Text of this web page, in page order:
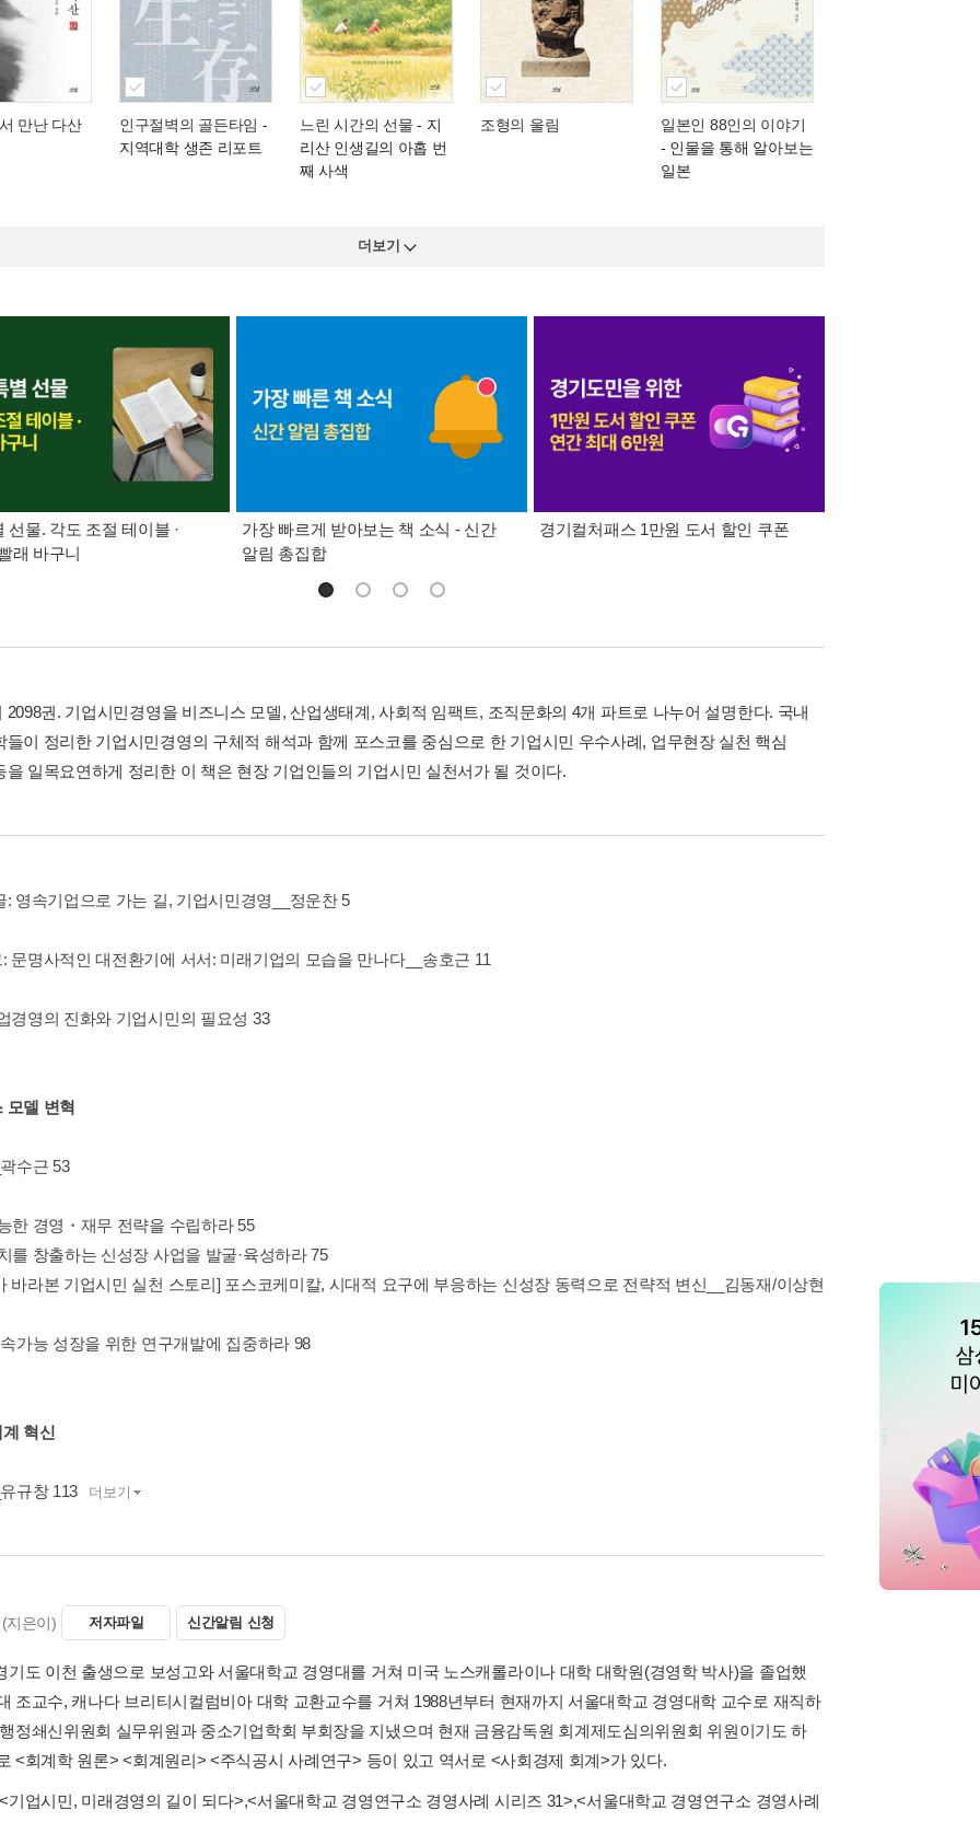
만난 다산 인구절벽의 골든타임 -
지역대학 생존 리포트
느린 시간의 선물 - 지
리산 인생길의 아홉 번
째 사색
조형의 울림
일본인 88인의 이야기
- 인물을 통해 알아보는
일본
더보기
선물. 각도 조절 테이블 ·
래 바구니
가장 빠르게 받아보는 책 소식 - 신간
알림 총집합
경기컬처패스 1만원 도서 할인 쿠폰
2098권. 기업시민경영을 비즈니스 모델, 산업생태계, 사회적 임팩트, 조직문화의 4개 파트로 나누어 설명한다. 국내
들이 정리한 기업시민경영의 구체적 해석과 함께 포스코를 중심으로 한 기업시민 우수사례, 업무현장 실천 핵심
을 일목요연하게 정리한 이 책은 현장 기업인들의 기업시민 실천서가 될 것이다.
: 영속기업으로 가는 길, 기업시민경영__정운찬 5
문명사적인 대전환기에 서서: 미래기업의 모습을 만나다__송호근 11
경영의 진화와 기업시민의 필요성 33
모델 변혁
수근 53
한 경영・재무 전략을 수립하라 55
를 창출하는 신성장 사업을 발굴·육성하라 75
바라본 기업시민 실천 스토리] 포스코케미칼, 시대적 요구에 부응하는 신성장 동력으로 전략적 변신__김동재/이상현
가능 성장을 위한 연구개발에 집중하라 98
혁신
규창 113 더보기
(지은이) 저자파일 신간알림 신청
기도 이천 출생으로 보성고와 서울대학교 경영대를 거쳐 미국 노스캐롤라이나 대학 대학원(경영학 박사)을 졸업했
조교수, 캐나다 브리티시컬럼비아 대학 교환교수를 거쳐 1988년부터 현재까지 서울대학교 경영대학 교수로 재직하
정쇄신위원회 실무위원과 중소기업학회 부회장을 지냈으며 현재 금융감독원 회계제도심의위원회 위원이기도 하
<회계학 원론> <회계원리> <주식공시 사례연구> 등이 있고 역서로 <사회경제 회계>가 있다.
<기업시민, 미래경영의 길이 되다>,<서울대학교 경영연구소 경영사례 시리즈 31>,<서울대학교 경영연구소 경영사례